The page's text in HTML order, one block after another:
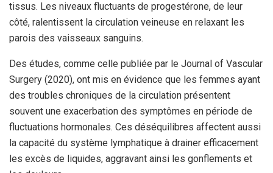
tissus. Les niveaux fluctuants de progestérone, de leur
côté, ralentissent la circulation veineuse en relaxant les
parois des vaisseaux sanguins.
Des études, comme celle publiée par le Journal of Vascular
Surgery (2020), ont mis en évidence que les femmes ayant
des troubles chroniques de la circulation présentent
souvent une exacerbation des symptômes en période de
fluctuations hormonales. Ces déséquilibres affectent aussi
la capacité du système lymphatique à drainer efficacement
les excès de liquides, aggravant ainsi les gonflements et